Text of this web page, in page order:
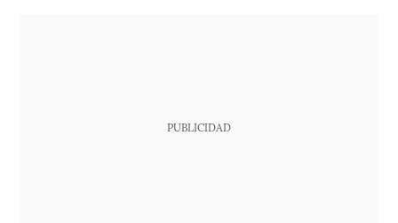
PUBLICIDAD